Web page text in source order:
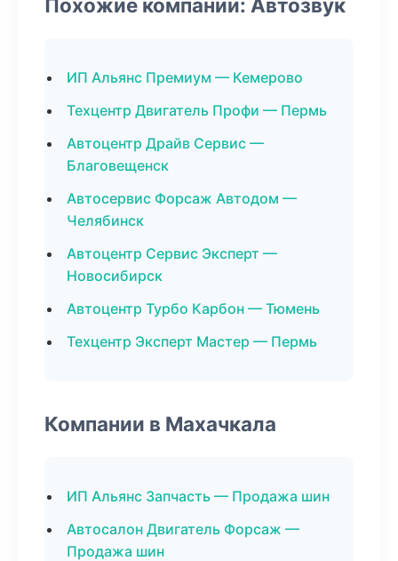
Похожие компании: Автозвук
ИП Альянс Премиум — Кемерово
Техцентр Двигатель Профи — Пермь
Автоцентр Драйв Сервис —
Благовещенск
Автосервис Форсаж Автодом —
Челябинск
Автоцентр Сервис Эксперт —
Новосибирск
Автоцентр Турбо Карбон — Тюмень
Техцентр Эксперт Мастер — Пермь
Компании в Махачкала
ИП Альянс Запчасть — Продажа шин
Автосалон Двигатель Форсаж —
Продажа шин